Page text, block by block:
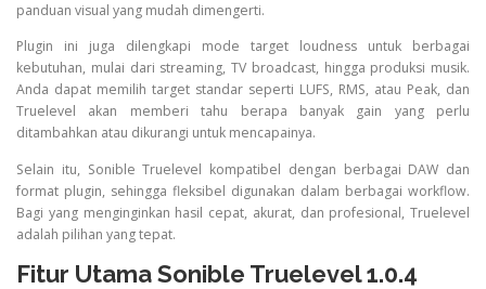
panduan visual yang mudah dimengerti.
Plugin ini juga dilengkapi mode target loudness untuk berbagai
kebutuhan, mulai dari streaming, TV broadcast, hingga produksi musik.
Anda dapat memilih target standar seperti LUFS, RMS, atau Peak, dan
Truelevel akan memberi tahu berapa banyak gain yang perlu
ditambahkan atau dikurangi untuk mencapainya.
Selain itu, Sonible Truelevel kompatibel dengan berbagai DAW dan
format plugin, sehingga fleksibel digunakan dalam berbagai workflow.
Bagi yang menginginkan hasil cepat, akurat, dan profesional, Truelevel
adalah pilihan yang tepat.
Fitur Utama Sonible Truelevel 1.0.4